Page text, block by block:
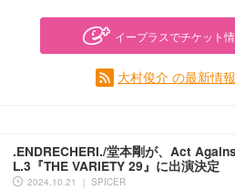
イープラスでチケット
大村俊介 の最新情
.ENDRECHERI./堂本剛が、Act
L.3『THE VARIETY 29』に出演決定
2024.10.21 ｜ SPICER